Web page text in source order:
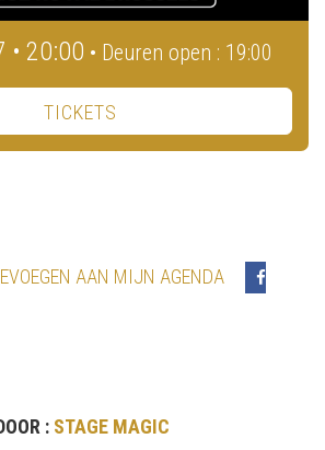
• 20:00 • Deuren open : 19:00
TICKETS
AAN MIJN AGENDA
: STAGE MAGIC